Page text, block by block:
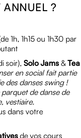
ANNUEL ?
1h, 1h15 ou 1h30 par
soir), Solo Jams&Tea
en social fait partie
des danses swing !
de danse de
vestiaire.
dans votre
de vos cours